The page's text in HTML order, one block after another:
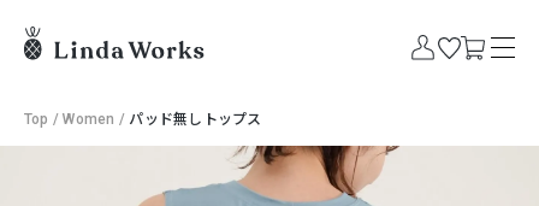
Top /Women / パッド無しトップス